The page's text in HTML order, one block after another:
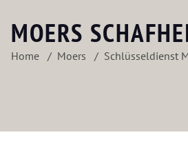
MOERS
Home Moers Schlüsseldienst